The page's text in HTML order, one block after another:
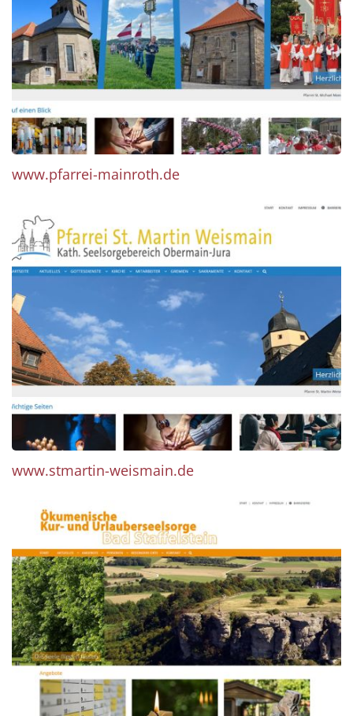
www.pfarrei-mainroth.de
www.stmartin-weismain.de